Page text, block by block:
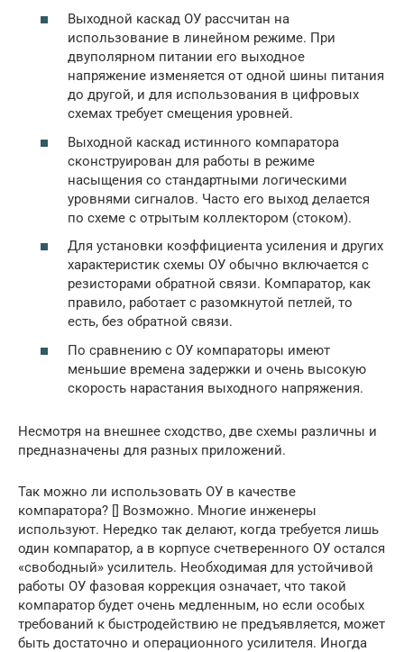
Выходной каскад ОУ рассчитан на
использование в линейном режиме. При
двуполярном питании его выходное
напряжение изменяется от одной шины питания
до другой, и для использования в цифровых
схемах требует смещения уровней.
Выходной каскад истинного компаратора
сконструирован для работы в режиме
насыщения со стандартными логическими
уровнями сигналов. Часто его выход делается
по схеме с отрытым коллектором (стоком).
Для установки коэффициента усиления и других
характеристик схемы ОУ обычно включается с
резисторами обратной связи. Компаратор, как
правило, работает с разомкнутой петлей, то
есть, без обратной связи.
По сравнению с ОУ компараторы имеют
меньшие времена задержки и очень высокую
скорость нарастания выходного напряжения.
Несмотря на внешнее сходство, две схемы различны и
предназначены для разных приложений.
Так можно ли использовать ОУ в качестве
компаратора? [] Возможно. Многие инженеры
используют. Нередко так делают, когда требуется лишь
один компаратор, а в корпусе счетверенного ОУ остался
«свободный» усилитель. Необходимая для устойчивой
работы ОУ фазовая коррекция означает, что такой
компаратор будет очень медленным, но если особых
требований к быстродействию не предъявляется, может
быть достаточно и операционного усилителя. Иногда